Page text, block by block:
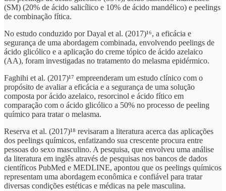
(SM) (20% de ácido salicílico e 10% de ácido mandélico) e peelings
de combinação fítica.
No estudo conduzido por Dayal et al. (2017)¹⁶, a eficácia e
segurança de uma abordagem combinada, envolvendo peelings de
ácido glicólico e a aplicação do creme tópico de ácido azelaico
(AA), foram investigadas no tratamento do melasma epidérmico.
Faghihi et al. (2017)¹⁷ empreenderam um estudo clínico com o
propósito de avaliar a eficácia e a segurança de uma solução
composta por ácido azelaico, resorcinol e ácido fítico em
comparação com o ácido glicólico a 50% no processo de peeling
químico para tratar o melasma.
Reserva et al. (2017)¹⁸ revisaram a literatura acerca das aplicações
dos peelings químicos, enfatizando sua crescente procura entre
pessoas do sexo masculino. A pesquisa, que envolveu uma análise
da literatura em inglês através de pesquisas nos bancos de dados
científicos PubMed e MEDLINE, apontou que os peelings químicos
representam uma abordagem econômica e confiável para tratar
diversas condições estéticas e médicas na pele masculina.